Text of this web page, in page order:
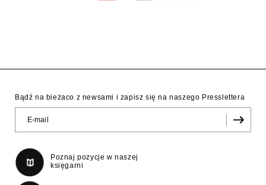
Bądź na bieżaco z newsami i zapisz się na naszego Presslettera
Poznaj pozycje w naszej
księgarni